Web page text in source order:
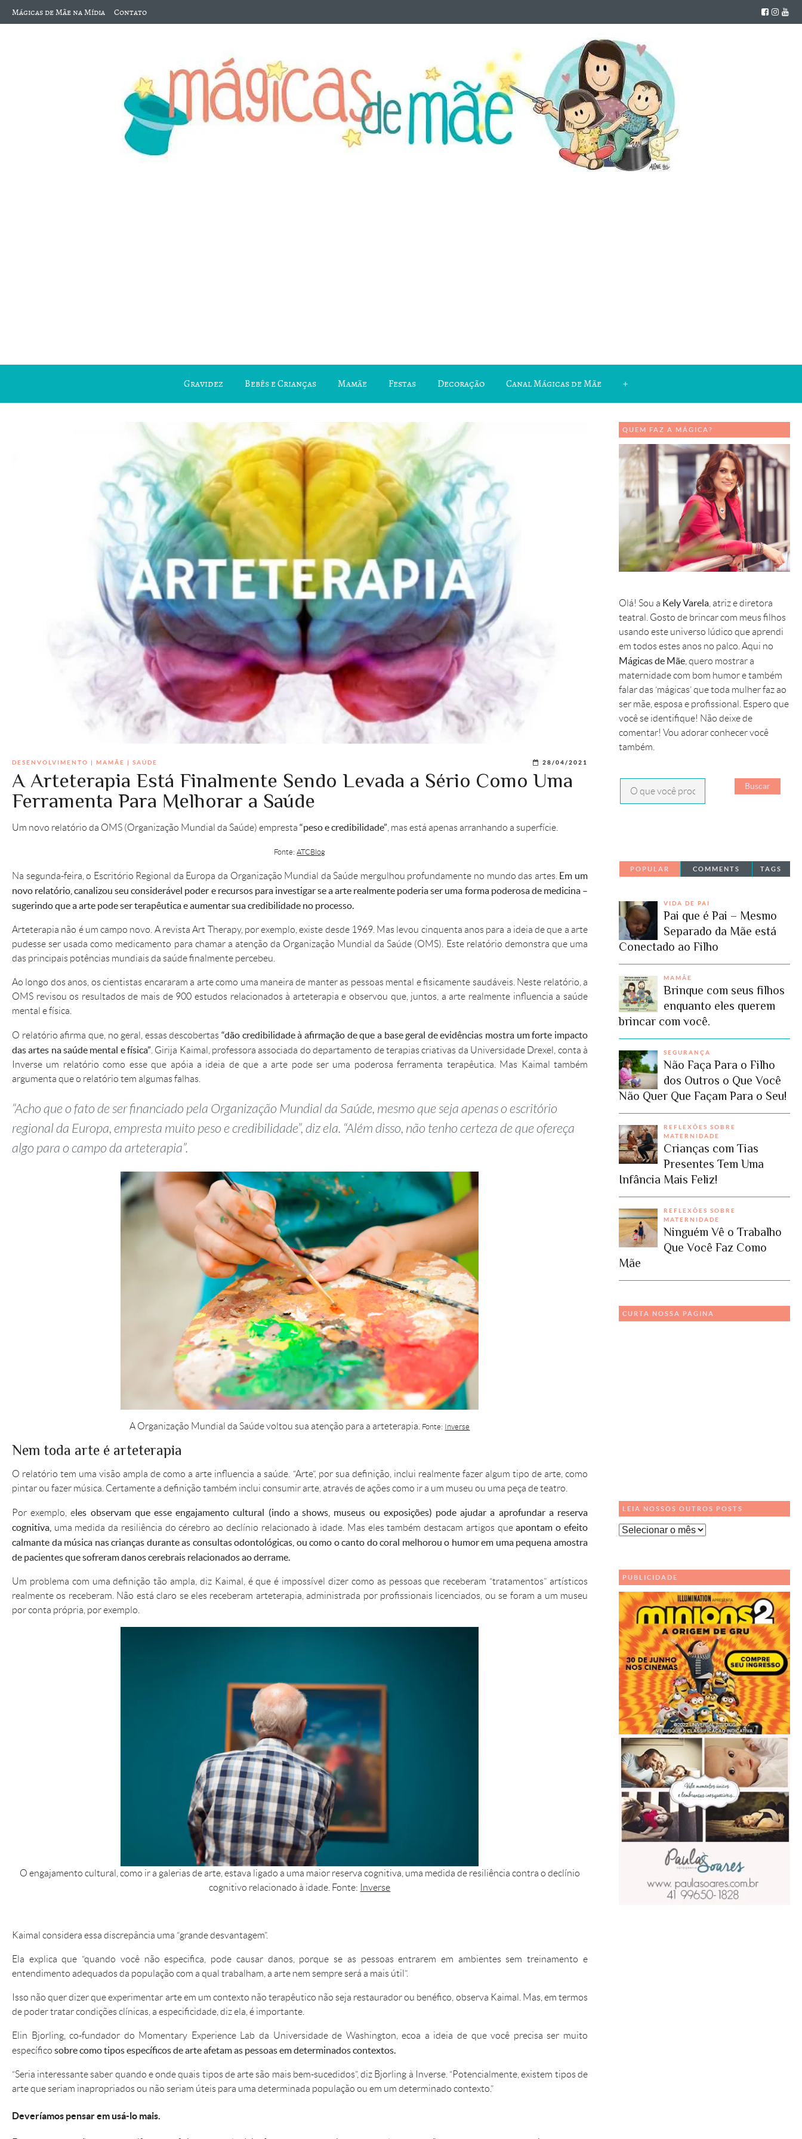
Mágicas de Mãe na Mídia Contato
Gravidez Bebês e Crianças Mamãe Festas Decoração Canal Mágicas de Mãe +
28/04/2021
DESENVOLVIMENTO | MAMÃE | SAÚDE
A Arteterapia Está Finalmente Sendo Levada a Sério Como Uma
Ferramenta Para Melhorar a Saúde
Um novo relatório da OMS (Organização Mundial da Saúde) empresta “peso e credibilidade” , mas está apenas arranhando a superfície.
Fonte:ATCBlog
Na segunda-feira, o Escritório Regional da Europa da Organização Mundial da Saúde mergulhou profundamente no mundo das artes. Em um
novo relatório, canalizou seu considerável poder e recursos para investigar se a arte realmente poderia ser uma forma poderosa de medicina –
sugerindo que a arte pode ser terapêutica e aumentar sua credibilidade no processo.
Arteterapia não é um campo novo. A revista Art Therapy, por exemplo, existe desde 1969. Mas levou cinquenta anos para a ideia de que a arte
pudesse ser usada como medicamento para chamar a atenção da Organização Mundial da Saúde (OMS). Este relatório demonstra que uma
das principais potências mundiais da saúde finalmente percebeu.
Ao longo dos anos, os cientistas encararam a arte como uma maneira de manter as pessoas mental e fisicamente saudáveis. Neste relatório, a
OMS revisou os resultados de mais de 900 estudos relacionados à arteterapia e observou que, juntos, a arte realmente influencia a saúde
mental e física.
O relatório afirma que, no geral, essas descobertas “dão credibilidade à afirmação de que a base geral de evidências mostra um forte impacto
das artes na saúde mental e física” . Girija Kaimal, professora associada do departamento de terapias criativas da Universidade Drexel, conta à
Inverse um relatório como esse que apóia a ideia de que a arte pode ser uma poderosa ferramenta terapêutica. Mas Kaimal também
argumenta que o relatório tem algumas falhas.
“Acho que o fato de ser financiado pela Organização Mundial da Saúde, mesmo que seja apenas o escritório
regional da Europa, empresta muito peso e credibilidade”, diz ela. “Além disso, não tenho certeza de que ofereça
algo para o campo da arteterapia”.
A Organização Mundial da Saúde voltou sua atenção para a arteterapia. Fonte: Inverse
Nem toda arte é arteterapia
O relatório tem uma visão ampla de como a arte influencia a saúde. “Arte”, por sua definição, inclui realmente fazer algum tipo de arte, como
pintar ou fazer música. Certamente a definição também inclui consumir arte, através de ações como ir a um museu ou uma peça de teatro.
Por exemplo, eles observam que esse engajamento cultural (indo a shows, museus ou exposições) pode ajudar a aprofundar a reserva
cognitiva, uma medida da resiliência do cérebro ao declínio relacionado à idade. Mas eles também destacam artigos queapontam o efeito
calmante da música nas crianças durante as consultas odontológicas, ou como o canto do coral melhorou o humor em uma pequena amostra
de pacientes que sofreram danos cerebrais relacionados ao derrame.
Um problema com uma definição tão ampla, diz Kaimal, é que é impossível dizer como as pessoas que receberam “tratamentos” artísticos
realmente os receberam. Não está claro se eles receberam arteterapia, administrada por profissionais licenciados, ou se foram a um museu
por conta própria, por exemplo.
O engajamento cultural, como ir a galerias de arte, estava ligado a uma maior reserva cognitiva, uma medida de resiliência contra o declínio
cognitivo relacionado à idade. Fonte: Inverse
Kaimal considera essa discrepância uma “grande desvantagem”.
Ela explica que “quando você não especifica, pode causar danos, porque se as pessoas entrarem em ambientes sem treinamento e
entendimento adequados da população com a qual trabalham, a arte nem sempre será a mais útil”.
Isso não quer dizer que experimentar arte em um contexto não terapêutico não seja restaurador ou benéfico, observa Kaimal. Mas, em termos
de poder tratar condições clínicas, a especificidade, diz ela, é importante.
Elin Bjorling, co-fundador do Momentary Experience Lab da Universidade de Washington, ecoa a ideia de que você precisa ser muito
específico sobre como tipos específicos de arte afetam as pessoas em determinados contextos.
“Seria interessante saber quando e onde quais tipos de arte são mais bem-sucedidos”, diz Bjorling à Inverse. “Potencialmente, existem tipos de
arte que seriam inapropriados ou não seriam úteis para uma determinada população ou em um determinado contexto.”
Deveríamos pensar em usá-lo mais.
QUEM FAZ A MÁGICA?
Olá! Sou a Kely Varela , atriz e diretora
teatral. Gosto de brincar com meus filhos
usando este universo lúdico que aprendi
em todos estes anos no palco. Aqui no
Mágicas de Mãe , quero mostrar a
maternidade com bom humor e também
falar das ‘mágicas’ que toda mulher faz ao
ser mãe, esposa e profissional. Espero que
você se identifique! Não deixe de
comentar! Vou adorar conhecer você
também.
POPULAR COMMENTS TAGS
VIDA DE PAI
Pai que é Pai – Mesmo
Separado da Mãe está
Conectado ao Filho
MAMÃE
Brinque com seus filhos
enquanto eles querem
brincar com você.
SEGURANÇA
Não Faça Para o Filho
dos Outros o Que Você
Não Quer Que Façam Para o Seu!
REFLEXÕES SOBRE
MATERNIDADE
Crianças com Tias
Presentes Tem Uma
Infância Mais Feliz!
REFLEXÕES SOBRE
MATERNIDADE
Ninguém Vê o Trabalho
Que Você Faz Como
Mãe
CURTA NOSSA PÁGINA
LEIA NOSSOS OUTROS POSTS
Leia
Posts
PUBLICIDADE